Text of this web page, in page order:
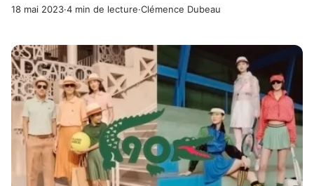
18 mai 2023·4 min de lecture·Clémence Dubeau